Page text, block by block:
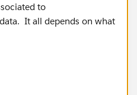
to
It all depends on what